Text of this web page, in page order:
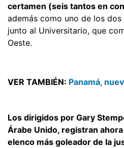
certamen (seis tantos en
además como uno de los
junto al Universitario, que
Oeste.
VER TAMBIÉN: Panamá,
Los dirigidos por Gary
Árabe Unido, registran
elenco más goleador de la